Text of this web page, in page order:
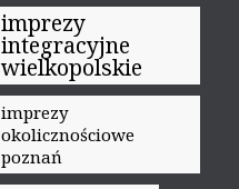
imprezy
integracyjne
wielkopolskie
imprezy
okolicznościowe
poznań